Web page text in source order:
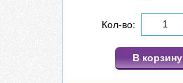
Кол-во:
В корзину